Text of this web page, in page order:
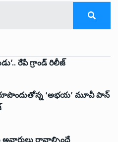
రేపే గ్రాండ్ రిలీజ్
‘అభ‌య‌’ మూవీ పాన్
అవార్డులు రావాల్సిందే